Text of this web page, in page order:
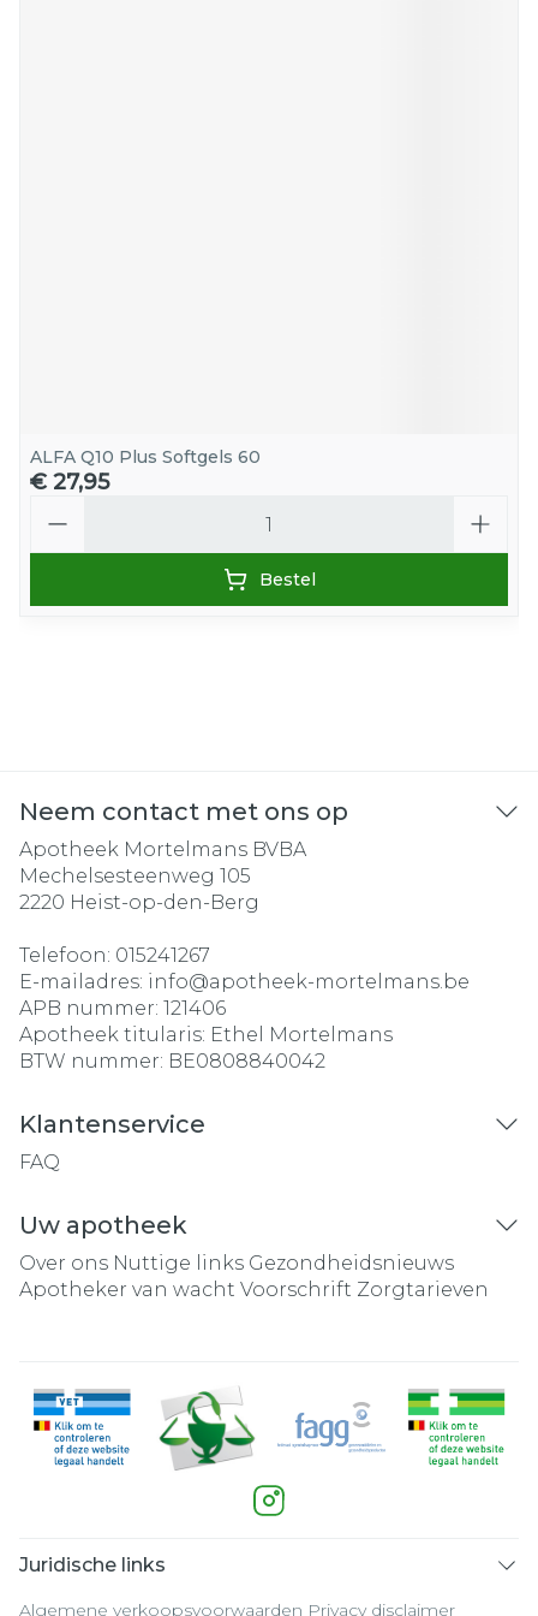
ALFA Q10 Plus Softgels 60
€ 27,95
Bestel
Neem contact met ons op
Apotheek Mortelmans BVBA
Mechelsesteenweg 105
2220 Heist-op-den-Berg
Telefoon: 015241267
E-mailadres: info@apotheek-mortelmans.be
APB nummer: 121406
Apotheek titularis: Ethel Mortelmans
BTW nummer: BE0808840042
Klantenservice
FAQ
Uw apotheek
Over ons Nuttige links Gezondheidsnieuws
Apotheker van wacht Voorschrift Zorgtarieven
Juridische links
Algemene verkoopsvoorwaarden Privacy disclaimer